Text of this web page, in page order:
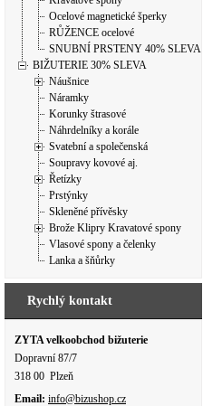
Ocelové magnetické šperky
RŮŽENCE ocelové
SNUBNÍ PRSTENY 40% SLEVA
BIŽUTERIE 30% SLEVA
Náušnice
Náramky
Korunky štrasové
Náhrdelníky a korále
Svatební a společenská
Soupravy kovové aj.
Řetízky
Prstýnky
Skleněné přívěsky
Brože Klipry Kravatové spony
Vlasové spony a čelenky
Lanka a šňůrky
Rychlý kontakt
ZYTA velkoobchod bižuterie
Dopravní 87/7
318 00 Plzeň
Email: info@bizushop.cz